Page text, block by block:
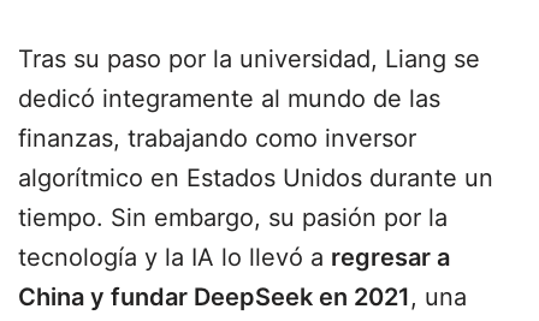
Tras su paso por la universidad, Liang se
dedicó integramente al mundo de las
finanzas, trabajando como inversor
algorítmico en Estados Unidos durante un
tiempo. Sin embargo, su pasión por la
tecnología y la IA lo llevó a regresar a
China y fundar DeepSeek en 2021 , una